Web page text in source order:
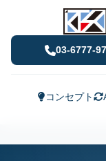
03-6777-
コンセプト